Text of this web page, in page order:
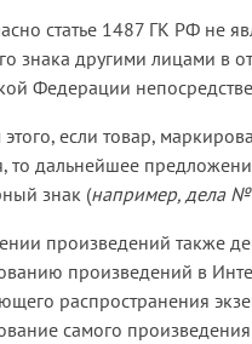
статье 1487 ГК РФ не
знака другими лицами в
Федерации
этого, если товар,
то дальнейшее
знак (например, дела
произведений также
произведений в
распространения
самого